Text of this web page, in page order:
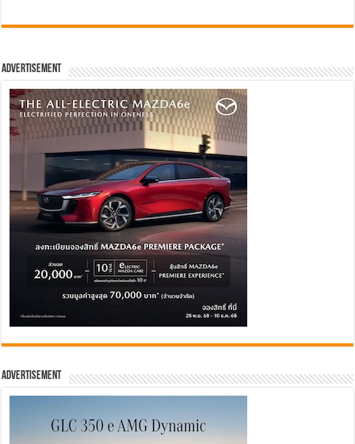
Advertisement
Advertisement